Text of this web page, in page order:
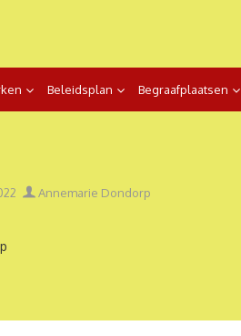
Beleidsplan Begraafplaatsen
Auteur
Annemarie Dondorp